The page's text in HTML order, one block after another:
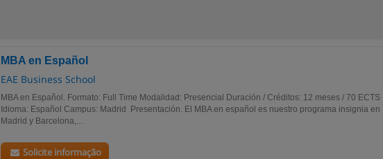
MBA en Español
EAE Business School
MBA en Español. Formato: Full Time Modalidad: Presencial Duración / Créditos: 12 meses / 70 ECTS
Idioma: Español Campus: Madrid Presentación. El MBA en español es nuestro programa insignia en
Madrid y Barcelona,...
Solicite informação